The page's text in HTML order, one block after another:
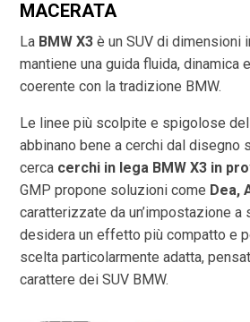
MACERATA
La BMW X3 è un SUV di dimensioni
mantiene una guida fluida, dinamica
coerente con la tradizione BMW.
Le linee più scolpite e spigolose
abbinano bene a cerchi dal disegno
cerca cerchi in lega BMW X3 in
GMP propone soluzioni come Dea,
caratterizzate da un’impostazione a
desidera un effetto più compatto e
scelta particolarmente adatta,
carattere dei SUV BMW.